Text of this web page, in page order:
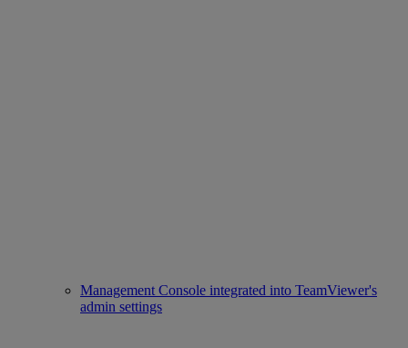
Management Console integrated into TeamViewer's
admin settings